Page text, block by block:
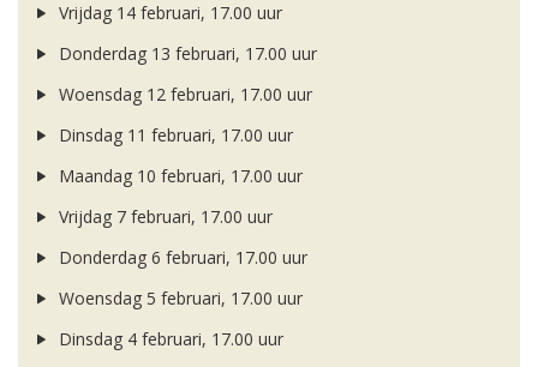
Vrijdag 14 februari, 17.00 uur
Donderdag 13 februari, 17.00 uur
Woensdag 12 februari, 17.00 uur
Dinsdag 11 februari, 17.00 uur
Maandag 10 februari, 17.00 uur
Vrijdag 7 februari, 17.00 uur
Donderdag 6 februari, 17.00 uur
Woensdag 5 februari, 17.00 uur
Dinsdag 4 februari, 17.00 uur